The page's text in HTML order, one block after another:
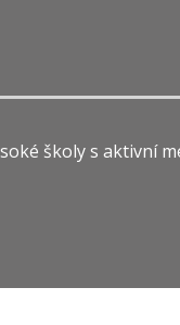
školy s aktivní